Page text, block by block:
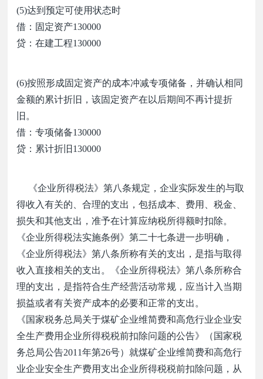
(5)达到预定可使用状态时
借：固定资产130000
贷：在建工程130000
(6)按照形成固定资产的成本冲减专项储备，并确认相同
金额的累计折旧，该固定资产在以后期间不再计提折
旧。
借：专项储备130000
贷：累计折旧 130000
《企业所得税法》第八条规定，企业实际发生的与取
得收入有关的、合理的支出，包括成本、费用、税金、
损失和其他支出，准予在计算应纳税所得额时扣除。
《企业所得税法实施条例》第二十七条进一步明确，
《企业所得税法》第八条所称有关的支出，是指与取得
收入直接相关的支出。《企业所得税法》第八条所称合
理的支出，是指符合生产经营活动常规，应当计入当期
损益或者有关资产成本的必要和正常的支出。
《国家税务总局关于煤矿企业维简费和高危行业企业安
全生产费用企业所得税税前扣除问题的公告》（国家税
务总局公告2011年第26号）就煤矿企业维简费和高危行
业企业安全生产费用支出企业所得税税前扣除问题，从